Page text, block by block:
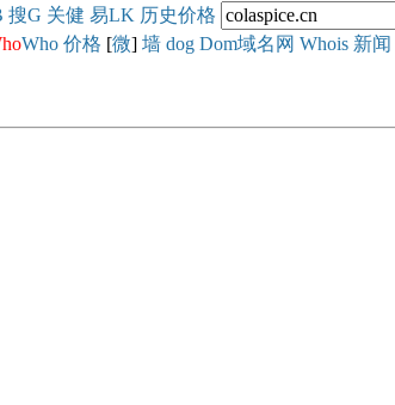
搜G 关健 易LK 历史价格
Who 价格 [微] 墙 dog Dom域名网 Whois 新闻